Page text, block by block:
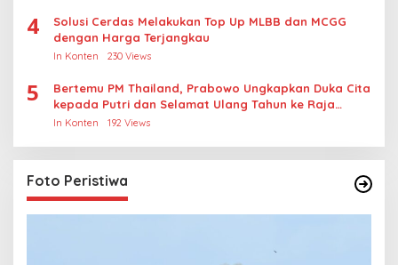
4
Solusi Cerdas Melakukan Top Up MLBB dan MCGG
dengan Harga Terjangkau
In Konten 230 Views
5
Bertemu PM Thailand, Prabowo Ungkapkan Duka Cita
kepada Putri dan Selamat Ulang Tahun ke Raja
Thailand
In Konten 192 Views
Foto Peristiwa